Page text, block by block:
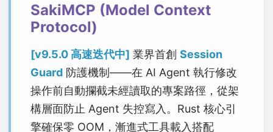
SakiMCP (Model Context
Protocol)
[v9.5.0 高速迭代中] 業界首創 Session
Guard 防護機制——在 AI Agent 執行修改
操作前自動攔截未經讀取的專案路徑，從架
構層面防止 Agent 失控寫入。Rust 核心引
擎確保零 OOM，漸進式工具載入搭配